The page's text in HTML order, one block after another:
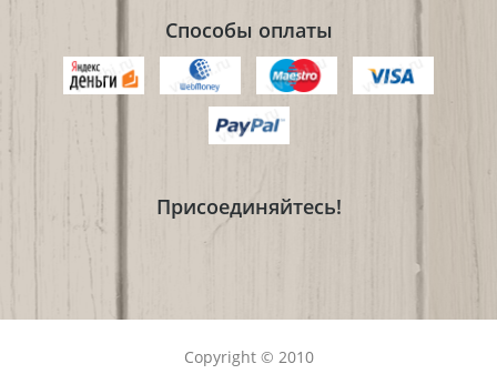
Способы оплаты
Присоединяйтесь!
Copyright © 2010